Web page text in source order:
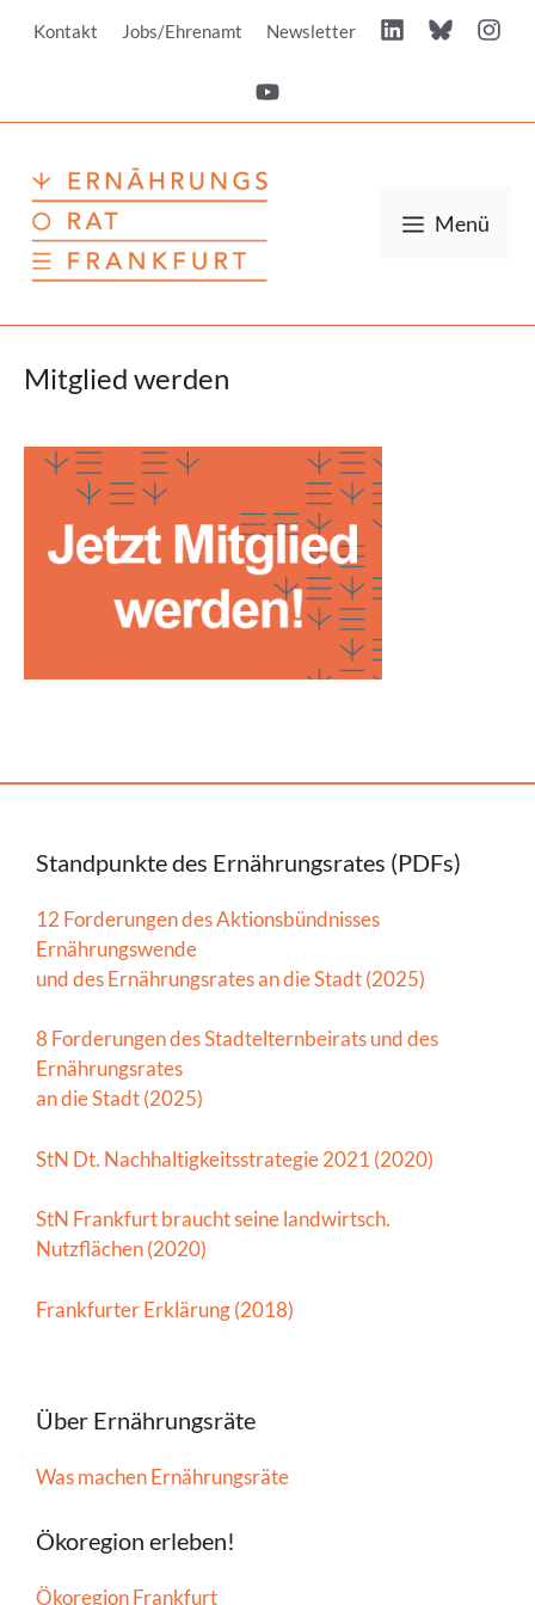
InhaltKontakt Jobs/Ehrenamt Newsletter
Menü
Mitglied werden
Standpunkte des Ernährungsrates (PDFs)
12 Forderungen des Aktionsbündnisses
Ernährungswende
und des Ernährungsrates an die Stadt (2025)
8 Forderungen des Stadtelternbeirats und des
Ernährungsrates
an die Stadt (2025)
StN Dt. Nachhaltigkeitsstrategie 2021 (2020)
StN Frankfurt braucht seine landwirtsch.
Nutzflächen (2020)
Frankfurter Erklärung (2018)
Über Ernährungsräte
Was machen Ernährungsräte
Ökoregion erleben!
Ökoregion Frankfurt